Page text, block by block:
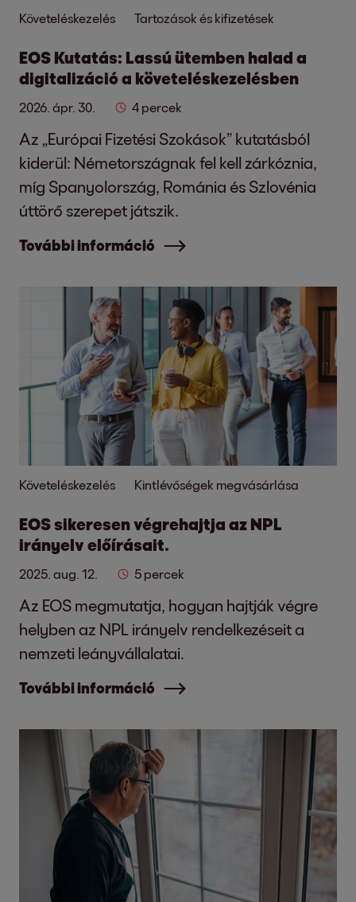
Követeléskezelés Tartozások és kifizetések
EOS Kutatás: Lassú ütemben halad a
digitalizáció a követeléskezelésben
2026. ápr. 30. 4 percek
Az „Európai Fizetési Szokások” kutatásból
kiderül: Németországnak fel kell zárkóznia,
míg Spanyolország, Románia és Szlovénia
úttörő szerepet játszik.
További információ
Követeléskezelés Kintlévőségek megvásárlása
EOS sikeresen végrehajtja az NPL
irányelv előírásait.
2025. aug. 12. 5 percek
Az EOS megmutatja, hogyan hajtják végre
helyben az NPL irányelv rendelkezéseit a
nemzeti leányvállalatai.
További információ